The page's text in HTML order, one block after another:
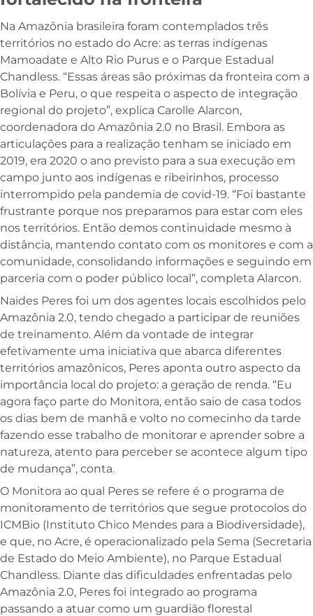
Na Amazônia brasileira foram contemplados três
territórios no estado do Acre: as terras indígenas
Mamoadate e Alto Rio Purus e o Parque Estadual
Chandless. “Essas áreas são próximas da fronteira com a
Bolívia e Peru, o que respeita o aspecto de integração
regional do projeto”, explica Carolle Alarcon,
coordenadora do Amazônia 2.0 no Brasil. Embora as
articulações para a realização tenham se iniciado em
2019, era 2020 o ano previsto para a sua execução em
campo junto aos indígenas e ribeirinhos, processo
interrompido pela pandemia de covid-19. “Foi bastante
frustrante porque nos preparamos para estar com eles
nos territórios. Então demos continuidade mesmo à
distância, mantendo contato com os monitores e com a
comunidade, consolidando informações e seguindo em
parceria com o poder público local”, completa Alarcon.
Naides Peres foi um dos agentes locais escolhidos pelo
Amazônia 2.0, tendo chegado a participar de reuniões
de treinamento. Além da vontade de integrar
efetivamente uma iniciativa que abarca diferentes
territórios amazônicos, Peres aponta outro aspecto da
importância local do projeto: a geração de renda. “Eu
agora faço parte do Monitora, então saio de casa todos
os dias bem de manhã e volto no comecinho da tarde
fazendo esse trabalho de monitorar e aprender sobre a
natureza, atento para perceber se acontece algum tipo
de mudança”, conta.
O Monitora ao qual Peres se refere é o programa de
monitoramento de territórios que segue protocolos do
ICMBio (Instituto Chico Mendes para a Biodiversidade),
e que, no Acre, é operacionalizado pela Sema (Secretaria
de Estado do Meio Ambiente), no Parque Estadual
Chandless. Diante das dificuldades enfrentadas pelo
Amazônia 2.0, Peres foi integrado ao programa
passando a atuar como um guardião florestal